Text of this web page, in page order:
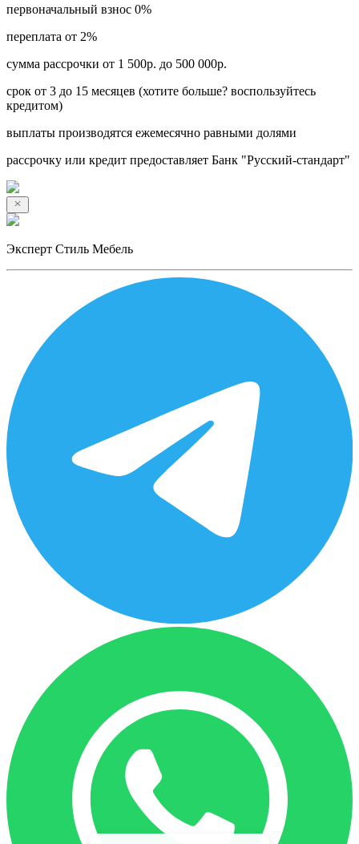
первоначальный взнос 0%
переплата от 2%
сумма рассрочки от 1 500р. до 500 000р.
срок от 3 до 15 месяцев (хотите больше? воспользуйтесь
кредитом)
выплаты производятся ежемесячно равными долями
рассрочку или кредит предоставляет Банк "Русский-стандарт"
Эксперт Стиль Мебель